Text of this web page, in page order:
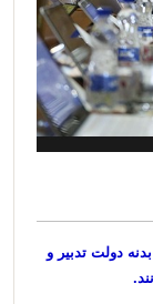
دولت تدبیر و